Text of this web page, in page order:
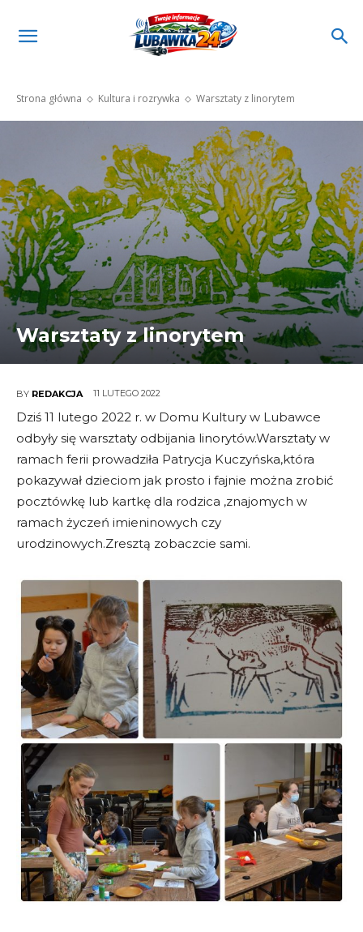
Strona główna Kultura i rozrywka Warsztaty z linorytem
Warsztaty z linorytem
BY REDAKCJA 11 LUTEGO 2022
Dziś 11 lutego 2022 r. w Domu Kultury w Lubawce
odbyły się warsztaty odbijania linorytów.Warsztaty w
ramach ferii prowadziła Patrycja Kuczyńska,która
pokazywał dzieciom jak prosto i fajnie można zrobić
pocztówkę lub kartkę dla rodzica ,znajomych w
ramach życzeń imieninowych czy
urodzinowych.Zresztą zobaczcie sami.